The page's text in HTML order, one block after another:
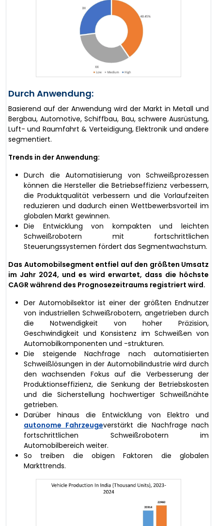
Durch Anwendung:
Basierend auf der Anwendung wird der Markt in Metall und
Bergbau, Automotive, Schiffbau, Bau, schwere Ausrüstung,
Luft- und Raumfahrt & Verteidigung, Elektronik und andere
segmentiert.
Trends in der Anwendung:
Durch die Automatisierung von Schweißprozessen
können die Hersteller die Betriebseffizienz verbessern,
die Produktqualität verbessern und die Vorlaufzeiten
reduzieren und dadurch einen Wettbewerbsvorteil im
globalen Markt gewinnen.
Die Entwicklung von kompakten und leichten
Schweißrobotern mit fortschrittlichen
Steuerungssystemen fördert das Segmentwachstum.
Das Automobilsegment entfiel auf den größten Umsatz
im Jahr 2024, und es wird erwartet, dass die höchste
CAGR während des Prognosezeitraums registriert wird.
Der Automobilsektor ist einer der größten Endnutzer
von industriellen Schweißrobotern, angetrieben durch
die Notwendigkeit von hoher Präzision,
Geschwindigkeit und Konsistenz im Schweißen von
Automobilkomponenten und -strukturen.
Die steigende Nachfrage nach automatisierten
Schweißlösungen in der Automobilindustrie wird durch
den wachsenden Fokus auf die Verbesserung der
Produktionseffizienz, die Senkung der Betriebskosten
und die Sicherstellung hochwertiger Schweißnähte
getrieben.
Darüber hinaus die Entwicklung von Elektro und
autonome Fahrzeugeverstärkt die Nachfrage nach
fortschrittlichen Schweißrobotern im
Automobilbereich weiter.
So treiben die obigen Faktoren die globalen
Markttrends.